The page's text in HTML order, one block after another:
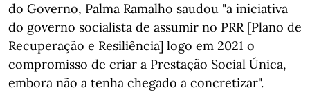
do Governo, Palma Ramalho saudou "a iniciativa
do governo socialista de assumir no PRR [Plano de
Recuperação e Resiliência] logo em 2021 o
compromisso de criar a Prestação Social Única,
embora não a tenha chegado a concretizar".